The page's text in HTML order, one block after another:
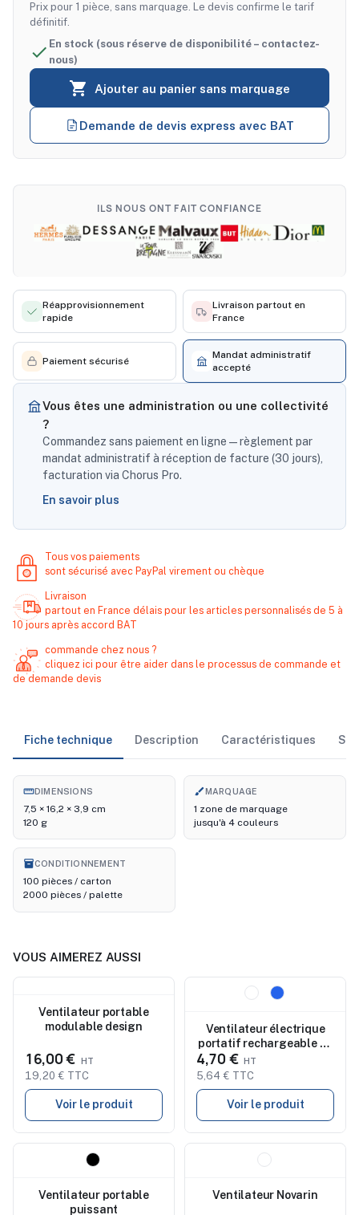
Prix pour 1 pièce, sans marquage. Le devis confirme le tarif
définitif.
 Ajouter au panier sans marquage
 En stock (sous réserve de disponibilité – contactez-
nous)
Demande de devis express avec BAT
ILS NOUS ONT FAIT CONFIANCE
Réapprovisionnement
rapide
Livraison partout en
France
Paiement sécurisé
Mandat administratif
accepté
Vous êtes une administration ou une collectivité
?
Commandez sans paiement en ligne — règlement par
mandat administratif à réception de facture (30 jours),
facturation via Chorus Pro.
En savoir plus
Tous vos paiements
sont sécurisé avec PayPal virement ou chèque
Livraison
partout en France délais pour les articles personnalisés de 5 à
10 jours après accord BAT
commande chez nous ?
cliquez ici pour être aider dans le processus de commande et
de demande devis
Fiche technique Description Caractéristiques
straightenDIMENSIONS
7,5 × 16,2 × 3,9 cm
120 g
brushMARQUAGE
1 zone de marquage
jusqu'à 4 couleurs
inventory_2
CONDITIONNEMENT
100 pièces / carton
2000 pièces / palette
VOUS AIMEREZ AUSSI
Ventilateur portable
modulable design
16,00 €
19,20 € TTC
Voir le produit
Ventilateur électrique
portatif rechargeable en
ABS Oren
4,70 €
5,64 € TTC
Voir le produit
Ventilateur portable
puissant
Ventilateur Novarin